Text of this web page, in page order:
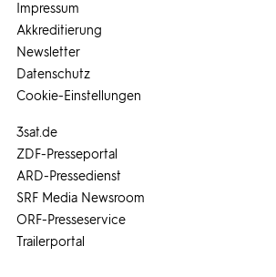
3sat.de
ZDF-Presseportal
ARD-Pressedienst
SRF Media Newsroom
ORF-Presseservice
Trailerportal
Impressum
Akkreditierung
Newsletter
Datenschutz
Cookie-Einstellungen